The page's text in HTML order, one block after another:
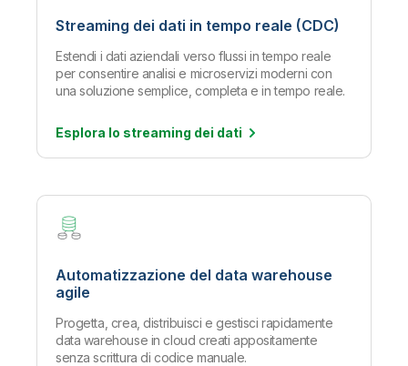
Streaming dei dati in tempo reale (CDC)
Estendi i dati aziendali verso flussi in tempo reale
per consentire analisi e microservizi moderni con
una soluzione semplice, completa e in tempo reale.
Esplora lo streaming dei dati
Automatizzazione del data warehouse
agile
Progetta, crea, distribuisci e gestisci rapidamente
data warehouse in cloud creati appositamente
senza scrittura di codice manuale.